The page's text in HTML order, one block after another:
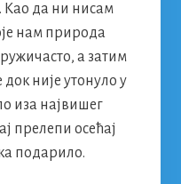
Као да ни нисам
нам природа
а затим
док није утонуло у
иза највишег
прелепи осећај
подарило.